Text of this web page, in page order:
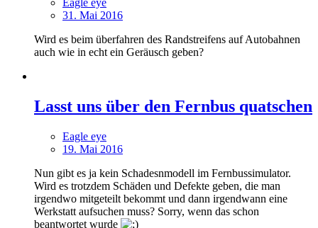
Eagle eye
31. Mai 2016
Wird es beim überfahren des Randstreifens auf Autobahnen
auch wie in echt ein Geräusch geben?
Lasst uns über den Fernbus quatschen
Eagle eye
19. Mai 2016
Nun gibt es ja kein Schadesnmodell im Fernbussimulator.
Wird es trotzdem Schäden und Defekte geben, die man
irgendwo mitgeteilt bekommt und dann irgendwann eine
Werkstatt aufsuchen muss? Sorry, wenn das schon
beantwortet wurde